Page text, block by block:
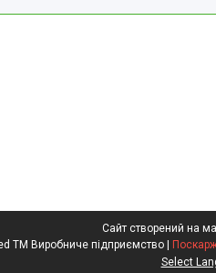
Сайт створений на
Kompred TM Виробниче підприємство |
Select